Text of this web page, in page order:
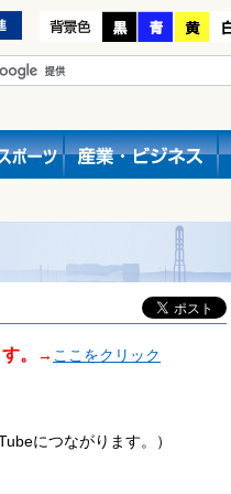
。 → ここをクリック
につながります。）